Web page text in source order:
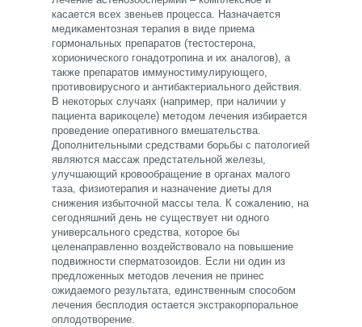
касается всех звеньев процесса. Назначается
медикаментозная терапия в виде приема
гормональных препаратов (тестостерона,
хорионического гонадотропина и их аналогов), а
также препаратов иммуностимулирующего,
противовирусного и антибактериального действия.
В некоторых случаях (например, при наличии у
пациента варикоцеле) методом лечения избирается
проведение оперативного вмешательства.
Дополнительными средствами борьбы с патологией
являются массаж предстательной железы,
улучшающий кровообращение в органах малого
таза, физиотерапия и назначение диеты для
снижения избыточной массы тела. К сожалению, на
сегодняшний день не существует ни одного
универсального средства, которое бы
целенаправленно воздействовало на повышение
подвижности сперматозоидов. Если ни один из
предложенных методов лечения не принес
ожидаемого результата, единственным способом
лечения бесплодия остается экстракорпоральное
оплодотворение.